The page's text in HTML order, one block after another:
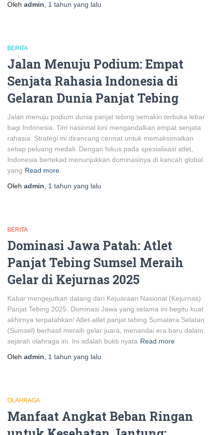
Oleh admin 1 tahun yang lalu
BERITA
Jalan Menuju Podium: Empat
Senjata Rahasia Indonesia di
Gelaran Dunia Panjat Tebing
Jalan menuju podium dunia panjat tebing semakin terbuka lebar
bagi Indonesia. Tim nasional kini mengandalkan empat senjata
rahasia. Strategi ini dirancang cermat untuk memaksimalkan
setiap peluang medali. Dengan fokus pada spesialisasi atlet,
Indonesia bertekad menunjukkan dominasinya di kancah global
yang Read more
Oleh admin 1 tahun yang lalu
BERITA
Dominasi Jawa Patah: Atlet
Panjat Tebing Sumsel Meraih
Gelar di Kejurnas 2025
Kabar mengejutkan datang dari Kejuaraan Nasional (Kejurnas)
Panjat Tebing 2025. Dominasi Jawa yang selama ini begitu kuat
akhirnya terpatahkan! Atlet-atlet panjat tebing Sumatera Selatan
(Sumsel) berhasil meraih gelar juara, menandai era baru dalam
sejarah olahraga ini. Ini adalah bukti nyata Read more
Oleh admin 1 tahun yang lalu
OLAHRAGA
Manfaat Angkat Beban Ringan